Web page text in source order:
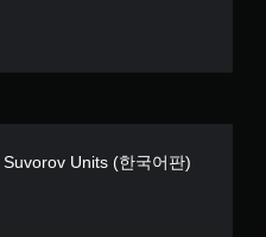
Units (한국어판)